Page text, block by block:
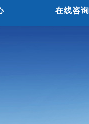
在线咨询